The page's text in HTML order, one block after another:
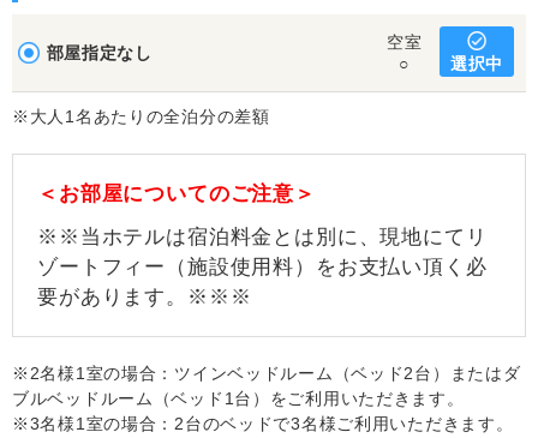
部屋指定なし
空室
○
選択中
※大人1名あたりの全泊分の差額
＜お部屋についてのご注意＞
※※当ホテルは宿泊料金とは別に、現地にてリ
ゾートフィー（施設使用料）をお支払い頂く必
要があります。※※※
※2名様1室の場合：ツインベッドルーム（ベッド2台）またはダ
ブルベッドルーム（ベッド1台）をご利用いただきます。
※3名様1室の場合：2台のベッドで3名様ご利用いただきます。